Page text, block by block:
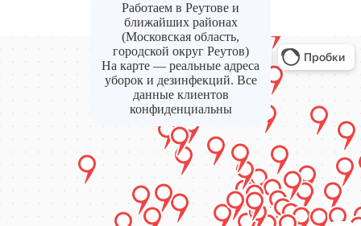
Работаем в Реутове и
ближайших районах
(Московская область,
городской округ Реутов)
На карте — реальные адреса
уборок и дезинфекций. Все
данные клиентов
конфиденциальны